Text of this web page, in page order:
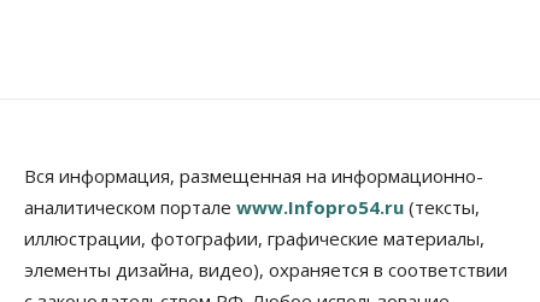
Вся информация, размещенная на информационно-
аналитическом портале www.Infopro54.ru (тексты,
иллюстрации, фотографии, графические материалы,
элементы дизайна, видео), охраняется в соответствии